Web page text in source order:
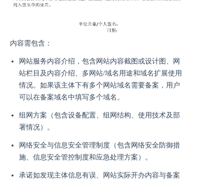
内容需包含：
网站服务内容介绍，包含网站内容截图或设计图、网
站栏目及内容介绍、多网站/域名用途和域名扩展使用
情况。如果该主体下有多个网站域名需要备案，用户
可以在备案域名中填写多个域名。
组网方案（包含设备配置、组网结构、使用技术及部
署情况）。
网络安全与信息安全管理制度（包含网络安全防御措
施、信息安全管控制度和应急处理方案）。
承诺如发现主体信息有误、网站实际开办内容与备案